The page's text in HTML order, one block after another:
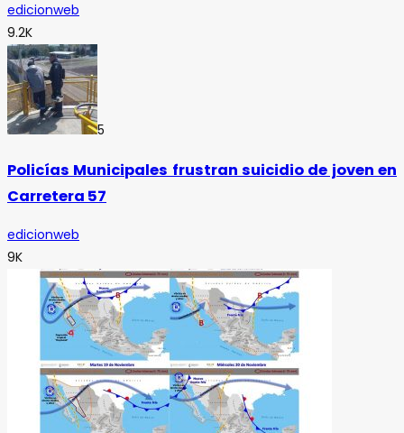
edicionweb
9.2K
5
Policías Municipales frustran suicidio de joven en
Carretera 57
edicionweb
9K